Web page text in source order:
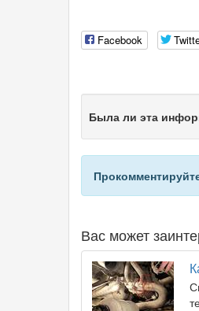
Facebook
Была ли эта
Вас может